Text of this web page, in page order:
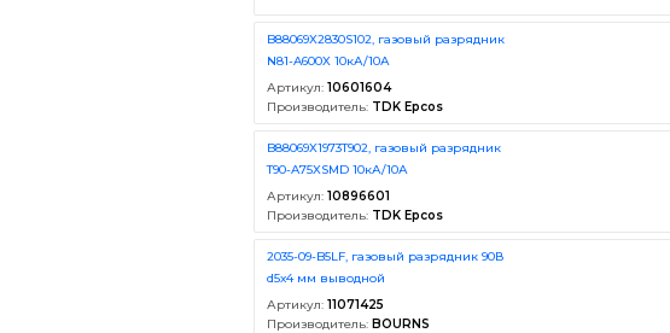
B88069X2830S102, газовый разрядник
N81-A600X 10кА/10А
Артикул: 10601604
Производитель: TDK Epcos
B88069X1973T902, газовый разрядник
T90-A75XSMD 10кА/10А
Артикул: 10896601
Производитель: TDK Epcos
2035-09-B5LF, газовый разрядник 90В
d5х4 мм выводной
Артикул: 11071425
Производитель: BOURNS